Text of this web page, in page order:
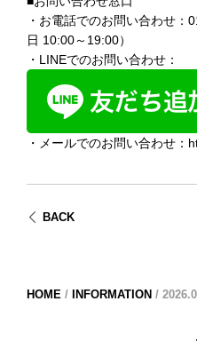
・お電話でのお問い合わせ
日 10:00～19:00）
・LINEでのお問い合わせ：
・メールでのお問い合わせ：
BACK
HOME / INFORMATION /